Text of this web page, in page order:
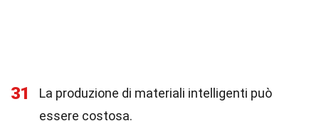
31
La produzione di materiali intelligenti può
essere costosa.